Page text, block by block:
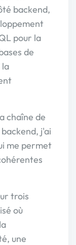
backend,
pour la
de
la
chaîne de
j'ai
me permet
trois
où
une